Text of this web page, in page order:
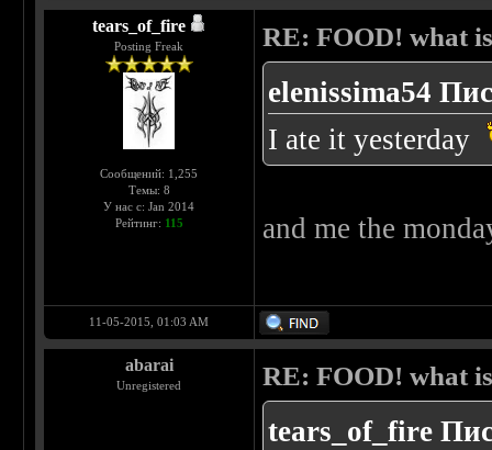
tears_of_fire
Posting Freak
Сообщений: 1,255
Темы: 8
У нас с: Jan 2014
Рейтинг: 115
RE: FOOD! what
elenissima54
I ate it yesterday
and me the
11-05-2015, 01:03 AM
abarai
Unregistered RE: FOOD! what
tears_of_fire